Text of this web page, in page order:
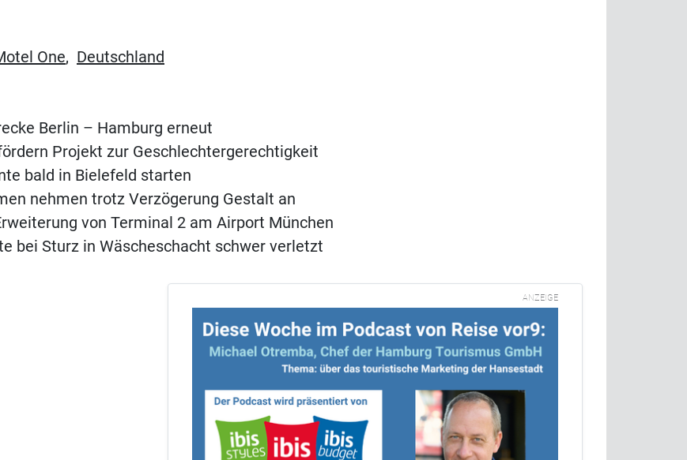
One, Deutschland
Berlin – Hamburg erneut
Projekt zur Geschlechtergerechtigkeit
bald in Bielefeld starten
nehmen trotz Verzögerung Gestalt an
von Terminal 2 am Airport München
bei Sturz in Wäscheschacht schwer verletzt
ANZEIGE